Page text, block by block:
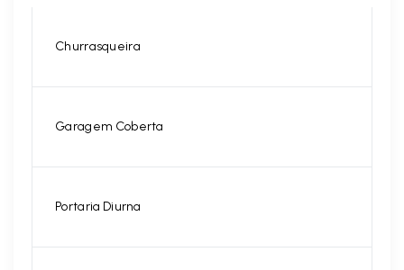
Churrasqueira
Garagem Coberta
Portaria Diurna